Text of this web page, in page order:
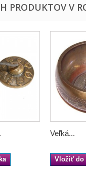
PRODUKTOV V
Veľká...
Vložiť do